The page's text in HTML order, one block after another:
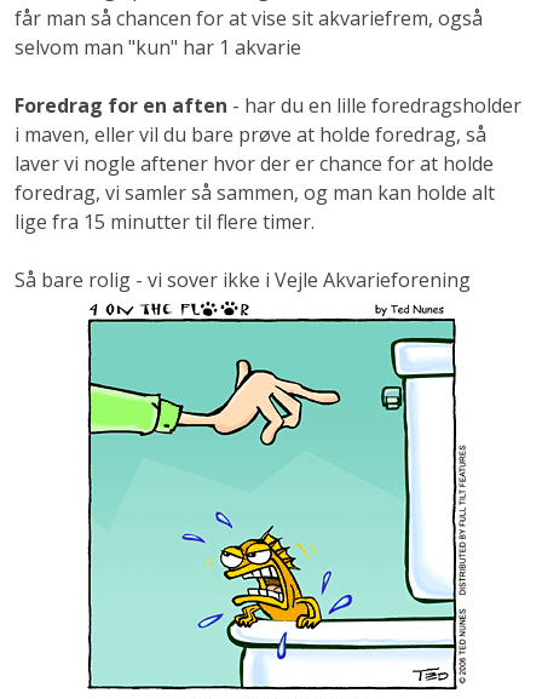
får man så chancen for at vise sit akvariefrem, også
selvom man "kun" har 1 akvarie
Foredrag for en aften - har du en lille foredragsholder
i maven, eller vil du bare prøve at holde foredrag, så
laver vi nogle aftener hvor der er chance for at holde
foredrag, vi samler så sammen, og man kan holde alt
lige fra 15 minutter til flere timer.
Så bare rolig - vi sover ikke i Vejle Akvarieforening